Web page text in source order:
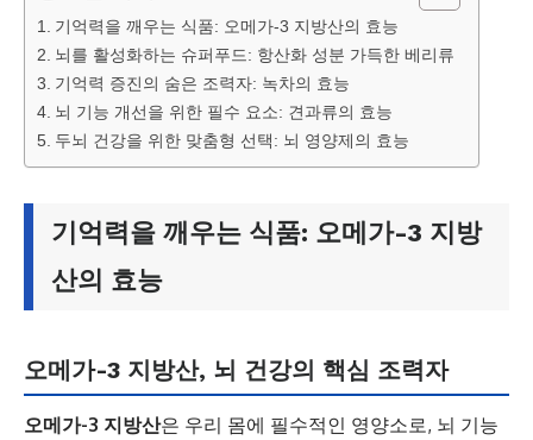
기억력을 깨우는 식품: 오메가-3 지방산의 효능
뇌를 활성화하는 슈퍼푸드: 항산화 성분 가득한 베리류
기억력 증진의 숨은 조력자: 녹차의 효능
뇌 기능 개선을 위한 필수 요소: 견과류의 효능
두뇌 건강을 위한 맞춤형 선택: 뇌 영양제의 효능
기억력을 깨우는 식품: 오메가-3 지방
산의 효능
오메가-3 지방산, 뇌 건강의 핵심 조력자
오메가-3 지방산은 우리 몸에 필수적인 영양소로, 뇌 기능